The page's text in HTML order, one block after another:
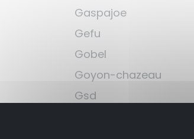
Gaspajoe
Gefu
Gobel
Goyon-chazeau
Gsd